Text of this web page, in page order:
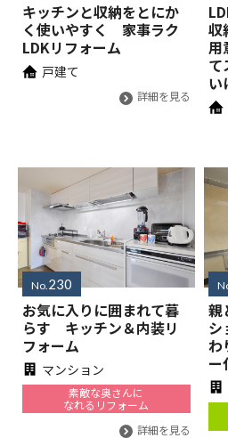
キッチンと収納をとにか
く使いやすく 家事ラク
LDKリフォーム
戸建て
詳細を見る
収
用
て
い
No. 230
お気に入りに囲まれて暮
らす キッチン＆内装リ
フォーム
マンション
素敵な奥さんに
なれるリフォーム
詳細を見る
親
わ
ー